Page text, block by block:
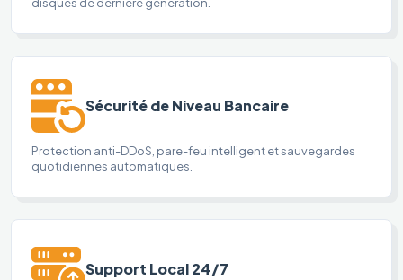
Sécurité de Niveau Bancaire
Protection anti-DDoS, pare-feu intelligent et sauvegardes
quotidiennes automatiques.
Support Local 24/7